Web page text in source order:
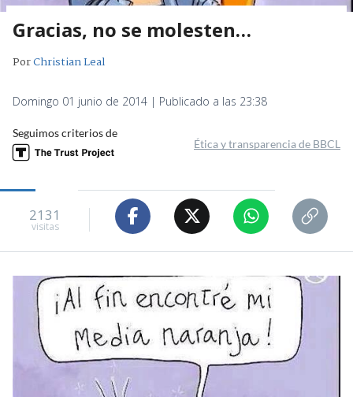
Gracias, no se molesten…
PorChristian Leal
Domingo 01 junio de 2014 | Publicado a las 23:38
Seguimos criterios de
Ética y transparencia de BBCL
2131
visitas